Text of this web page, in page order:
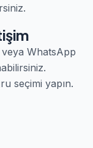
WhatsApp
seçimi yapın.